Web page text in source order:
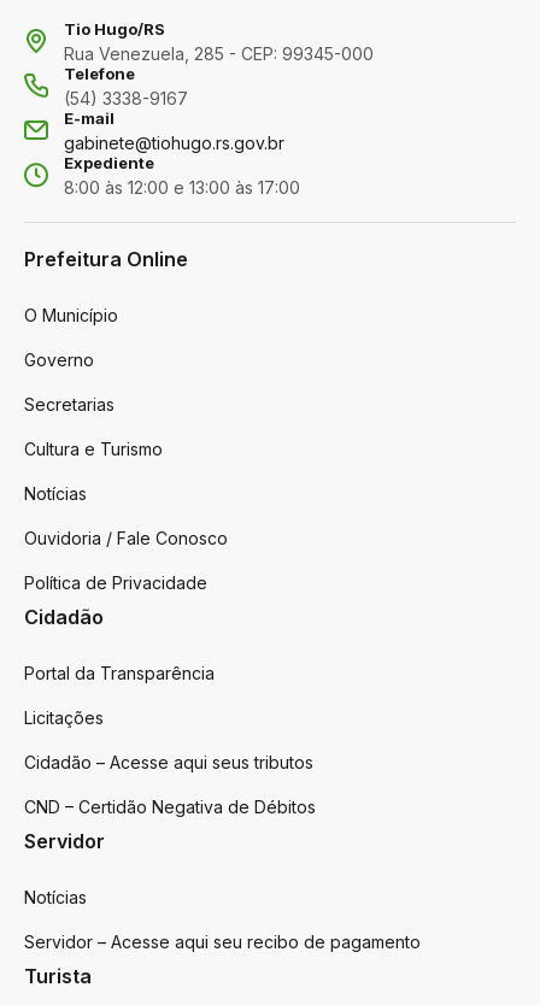
Tio Hugo/RS
Rua Venezuela, 285 - CEP: 99345-000
Telefone
(54) 3338-9167
E-mail
gabinete@tiohugo.rs.gov.br
Expediente
8:00 às 12:00 e 13:00 às 17:00
Prefeitura Online
O Município
Governo
Secretarias
Cultura e Turismo
Notícias
Ouvidoria / Fale Conosco
Política de Privacidade
Cidadão
Portal da Transparência
Licitações
Cidadão – Acesse aqui seus tributos
CND – Certidão Negativa de Débitos
Servidor
Notícias
Servidor – Acesse aqui seu recibo de pagamento
Turista